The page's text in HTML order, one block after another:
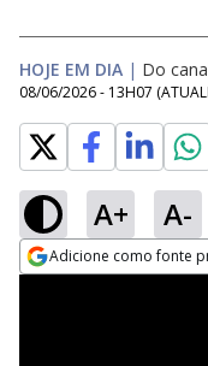
HOJE EM DIA | Do
08/06/2026 - 13H07
A+ A-
Adicione como fonte